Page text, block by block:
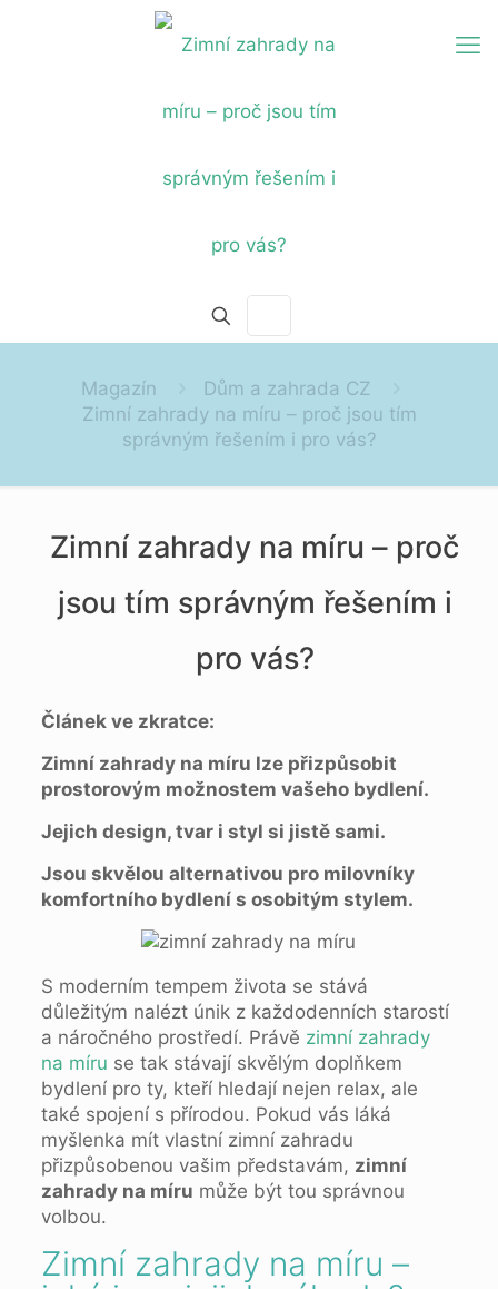
Magazín
Dům a zahrada CZ
Zimní zahrady na míru – proč jsou tím
správným řešením i pro vás?
Zimní zahrady na míru – proč
jsou tím správným řešením i
pro vás?
Článek ve zkratce:
Zimní zahrady na míru lze přizpůsobit
prostorovým možnostem vašeho bydlení.
Jejich design, tvar i styl si jistě sami.
Jsou skvělou alternativou pro milovníky
komfortního bydlení s osobitým stylem.
S moderním tempem života se stává
důležitým nalézt únik z každodenních starostí
a náročného prostředí. Právě zimní zahrady
na míru se tak stávají skvělým doplňkem
bydlení pro ty, kteří hledají nejen relax, ale
také spojení s přírodou. Pokud vás láká
myšlenka mít vlastní zimní zahradu
přizpůsobenou vašim představám, zimní
zahrady na míru může být tou správnou
volbou.
Zimní zahrady na míru –